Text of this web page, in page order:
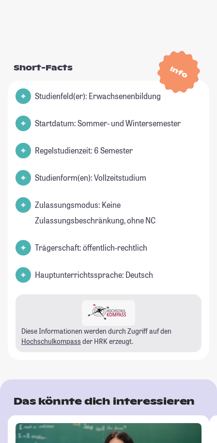
Info
Short-Facts
Studienfeld(er): Erwachsenenbildung
Startdatum: Sommer- und Wintersemester
Regelstudienzeit: 6 Semester
Studienform(en): Vollzeitstudium
Zulassungsmodus: Keine
Zulassungsbeschränkung, ohne NC
Trägerschaft: öffentlich-rechtlich
Hauptunterrichtssprache: Deutsch
Diese Informationen werden durch Zugriff auf den
Hochschulkompass der HRK erzeugt.
Das könnte dich interessieren